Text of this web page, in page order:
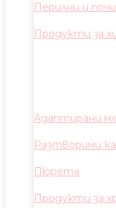
Перилни и
Продукти за
Адаптирани
Разтворими
Пюрета
Продукти за